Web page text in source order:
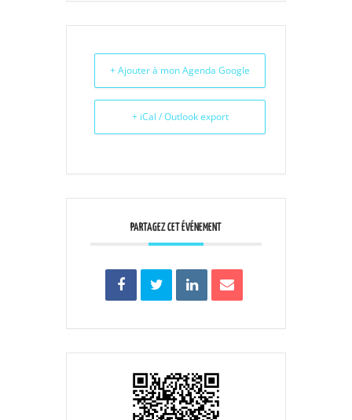
+ Ajouter à mon Agenda Google
+ iCal / Outlook export
PARTAGEZ CET ÉVÉNEMENT